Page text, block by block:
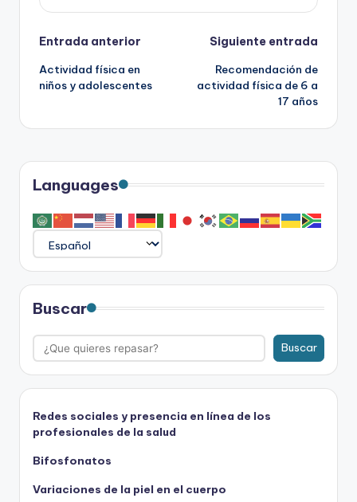
Navegación
de
Entrada anterior
Actividad física en
niños y adolescentes
Siguiente entrada
Recomendación de
actividad física de 6 a
17 años
Languages
Buscar
Buscar
Redes sociales y presencia en línea de los
profesionales de la salud
Bifosfonatos
Variaciones de la piel en el cuerpo